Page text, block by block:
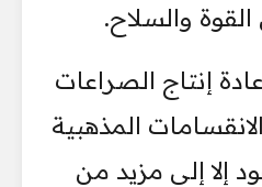
والسلاح.
إنتاج الصراعات
المذهبية
إلا إلى مزيد من